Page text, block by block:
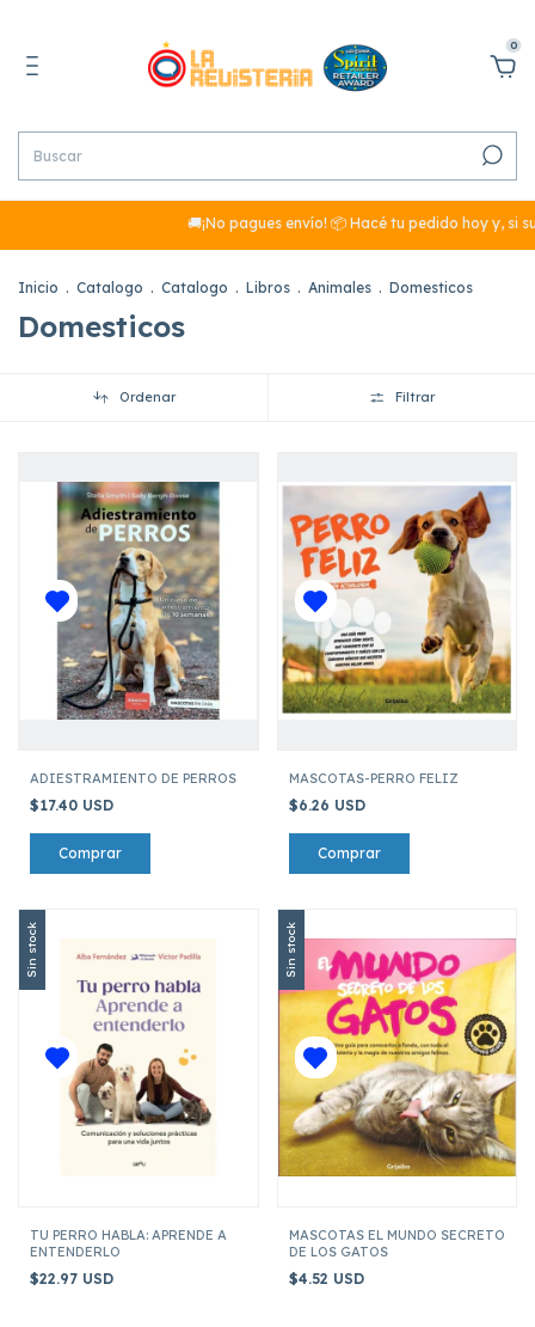
0
🚚¡No pagues envío! 📦 Hacé tu pedido hoy y, si
Inicio . Catalogo . Catalogo . Libros . Animales . Domesticos
Domesticos
Ordenar Filtrar
ADIESTRAMIENTO DE PERROS
$17.40 USD
MASCOTAS-PERRO FELIZ
$6.26 USD
Sin stock
TU PERRO HABLA: APRENDE A
ENTENDERLO
$22.97 USD
Sin stock
MASCOTAS EL MUNDO SECRETO
DE LOS GATOS
$4.52 USD